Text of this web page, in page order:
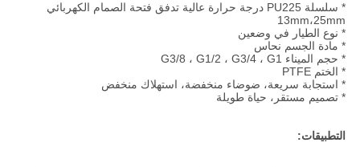
* سلسلة PU225 درجة حرارة عالية تدفق فتحة الصمام الكهربائي
13mm،25mm
* نوع الطيار في وضعين
* مادة الجسم نحاس
* حجم الميناء G3/8 ‬، G1/2 ‬، G3/4 ‬، G1 ‬
* الختم PTFE
* استجابة سريعة، ضوضاء منخفضة، استهلاك منخفض
* تصميم مستقر، حياة طويلة
التطبيقات: